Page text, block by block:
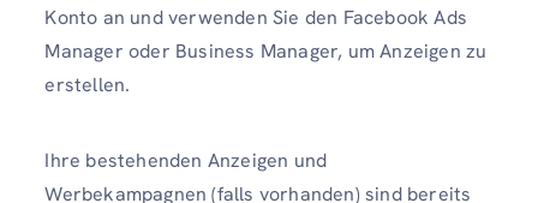
Konto an und verwenden Sie den Facebook Ads
Manager oder Business Manager, um Anzeigen zu
erstellen.
Ihre bestehenden Anzeigen und
Werbekampagnen (falls vorhanden) sind bereits